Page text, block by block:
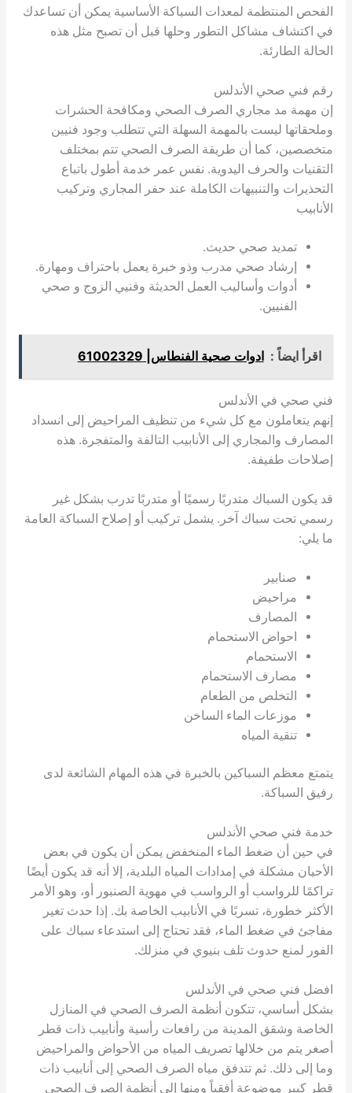
الفحص المنتظمة لمعدات السباكة الأساسية يمكن أن تساعدك
في اكتشاف مشاكل التطور وحلها قبل أن تصبح مثل هذه
الحالة الطارئة.
رقم فني صحي الأندلس
إن مهمة مد مجاري الصرف الصحي ومكافحة الحشرات
وملحقاتها ليست بالمهمة السهلة التي تتطلب وجود فنيين
متخصصين، كما أن طريقة الصرف الصحي تتم بمختلف
التقنيات والحرف اليدوية. نفس عمر خدمة أطول باتباع
التحذيرات والتنبيهات الكاملة عند حفر المجاري وتركيب
الأنابيب
تمديد صحي حديث.
إرشاد صحي مدرب وذو خبرة يعمل باحتراف ومهارة.
أدوات وأساليب العمل الحديثة وفنيي الزوج و صحي
الفنيين.
اقرأ ايضاً : ادوات صحية الفنطاس| 61002329
فني صحي في الأندلس
إنهم يتعاملون مع كل شيء من تنظيف المراحيض إلى انسداد
المصارف والمجاري إلى الأنابيب التالفة والمتفجرة. هذه
إصلاحات طفيفة.
قد يكون السباك متدربًا رسميًا أو متدربًا تدرب بشكل غير
رسمي تحت سباك آخر. يشمل تركيب أو إصلاح السباكة العامة
ما يلي:
صنابير
مراحيض
المصارف
احواض الاستحمام
الاستحمام
مصارف الاستحمام
التخلص من الطعام
موزعات الماء الساخن
تنقية المياه
يتمتع معظم السباكين بالخبرة في هذه المهام الشائعة لدى
رفيق السباكة.
خدمة فني صحي الأندلس
في حين أن ضغط الماء المنخفض يمكن أن يكون في بعض
الأحيان مشكلة في إمدادات المياه البلدية، إلا أنه قد يكون أيضًا
تراكمًا للرواسب أو الرواسب في مهوية الصنبور أو، وهو الأمر
الأكثر خطورة، تسربًا في الأنابيب الخاصة بك. إذا حدث تغير
مفاجئ في ضغط الماء، فقد تحتاج إلى استدعاء سباك على
الفور لمنع حدوث تلف بنيوي في منزلك.
افضل فني صحي في الأندلس
بشكل أساسي، تتكون أنظمة الصرف الصحي في المنازل
الخاصة وشقق المدينة من رافعات رأسية وأنابيب ذات قطر
أصغر يتم من خلالها تصريف المياه من الأحواض والمراحيض
وما إلى ذلك. ثم تتدفق مياه الصرف الصحي إلى أنابيب ذات
قطر كبير موضوعة أفقياً ومنها إلى أنظمة الصرف الصحي